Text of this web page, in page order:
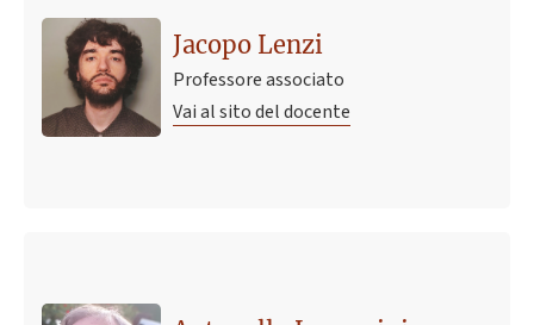
Jacopo Lenzi
Professore associato
Vai al sito del docente